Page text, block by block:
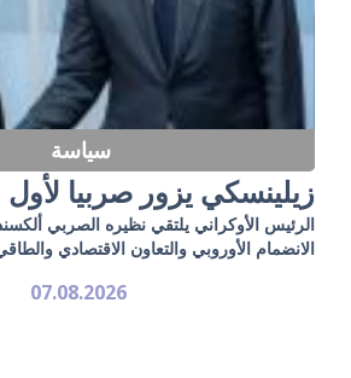
سياسة
زيلينسكي يزور صربيا
الرئيس الأوكراني يلتقي نظيره الصربي
الانضمام الأوروبي والتعاون الاقتصادي
07.08.2026